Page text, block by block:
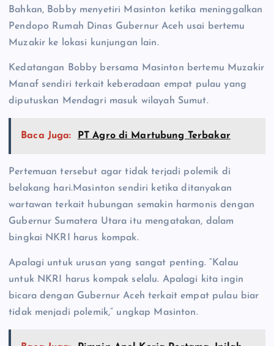
Bahkan, Bobby menyetiri Masinton ketika meninggalkan
Pendopo Rumah Dinas Gubernur Aceh usai bertemu
Muzakir ke lokasi kunjungan lain.
Kedatangan Bobby bersama Masinton bertemu Muzakir
Manaf sendiri terkait keberadaan empat pulau yang
diputuskan Mendagri masuk wilayah Sumut.
Baca Juga: PT Agro di Martubung Terbakar
Pertemuan tersebut agar tidak terjadi polemik di
belakang hari.Masinton sendiri ketika ditanyakan
wartawan terkait hubungan semakin harmonis dengan
Gubernur Sumatera Utara itu mengatakan, dalam
bingkai NKRI harus kompak.
Apalagi untuk urusan yang sangat penting. “Kalau
untuk NKRI harus kompak selalu. Apalagi kita ingin
bicara dengan Gubernur Aceh terkait empat pulau biar
tidak menjadi polemik,” ungkap Masinton.